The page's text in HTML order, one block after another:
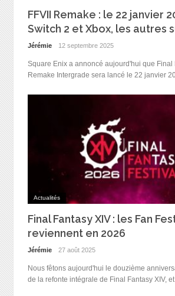
FFVII Remake : le 22 janvier
Switch 2 et Xbox, les autres
Jérémie 12 septembre 2025
Square Enix a annoncé aujourd'hui que Final
Remake Intergrade sera lancé le 22 janvier
Actualités
Final Fantasy XIV : les Fan
reviennent en 2026
Jérémie 27 août 2025
Nous fêtons aujourd'hui le douzième
de la refonte intégrale de Final Fantasy XIV,